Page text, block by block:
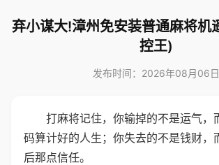
弃小谋大!漳州免安装普通麻将机
控王)
发布时间：2026年08月06日
打麻将记住，你输掉的不是运气，
码算计好的人生；你失去的不是钱财，
后那点信任。